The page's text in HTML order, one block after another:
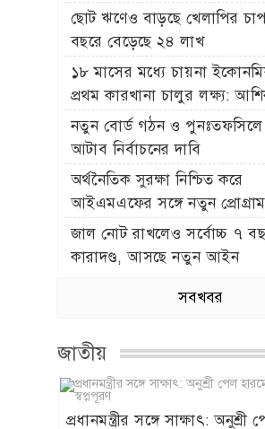
ছোট ঋণেও বাড়ছে খেলাপির
বছরে বেড়েছে ২৪ লাখ
১৮ মাসের মধ্যে চায়না
প্রথম কারখানা চালুর লক্ষ্য:
নতুন বোর্ড গঠন ও পুনঃতফসিলে
আটাব নির্বাচনের দাবি
অর্থনৈতিক সুরক্ষা নিশ্চিত করে
আইএমএফের সঙ্গে নতুন
অর্থমন্ত্রী
জাল নোট রাখলেও সর্বোচ্চ ৭
কারাদণ্ড, আসছে নতুন আইন
সবখবর
জাতীয়
প্রধানমন্ত্রীর সঙ্গে সাক্ষাৎ: অনুশ্রী